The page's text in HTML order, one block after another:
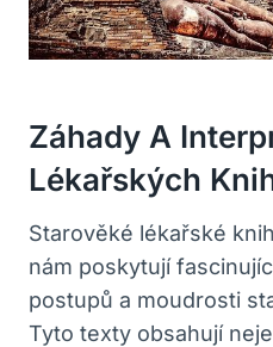
Záhady A
Lékařských
Starověké lékařské
nám poskytují
postupů a moudrosti
Tyto texty obsahují